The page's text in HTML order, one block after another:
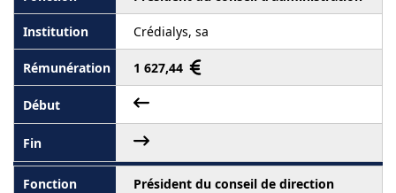
Crédialys, sa
1 627,44
Président du conseil de direction